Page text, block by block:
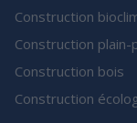
Construction
Construction plain-
Construction bois
Construction